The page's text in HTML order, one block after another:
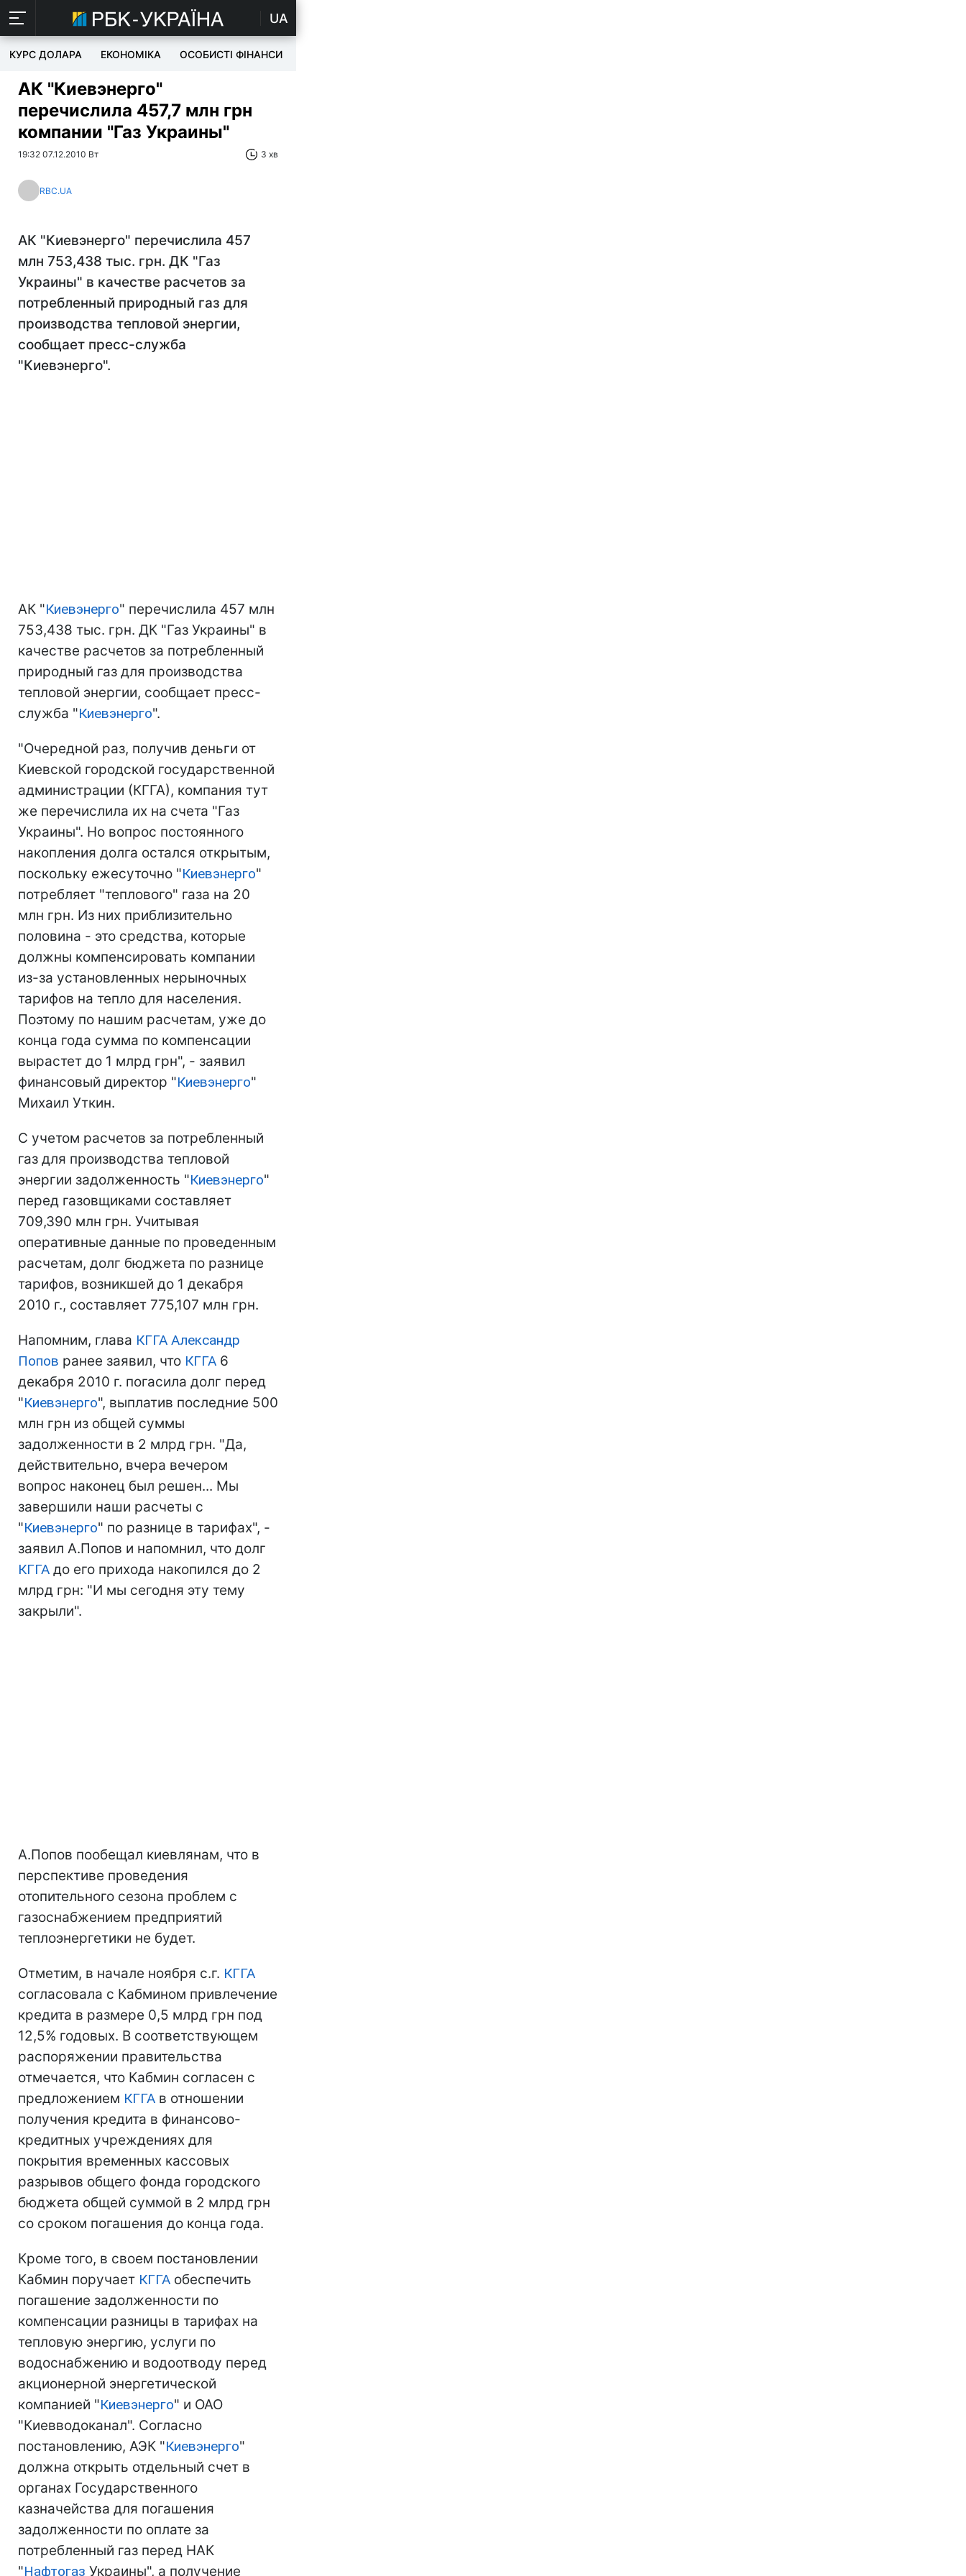
UA
КУРС ДОЛАРА ЕКОНОМІКА ОСОБИСТІ ФІНАНСИ
АК "Киевэнерго"
перечислила 457,7 млн грн
компании "Газ Украины"
19:32 07.12.2010 Вт 3 хв
RBC.UA
АК "Киевэнерго" перечислила 457
млн 753,438 тыс. грн. ДК "Газ
Украины" в качестве расчетов за
потребленный природный газ для
производства тепловой энергии,
сообщает пресс-служба
"Киевэнерго".
АК "Киевэнерго" перечислила 457 млн
753,438 тыс. грн. ДК "Газ Украины" в
качестве расчетов за потребленный
природный газ для производства
тепловой энергии, сообщает пресс-
служба "Киевэнерго".
"Очередной раз, получив деньги от
Киевской городской государственной
администрации (КГГА), компания тут
же перечислила их на счета "Газ
Украины". Но вопрос постоянного
накопления долга остался открытым,
поскольку ежесуточно "Киевэнерго"
потребляет "теплового" газа на 20
млн грн. Из них приблизительно
половина - это средства, которые
должны компенсировать компании
из-за установленных нерыночных
тарифов на тепло для населения.
Поэтому по нашим расчетам, уже до
конца года сумма по компенсации
вырастет до 1 млрд грн", - заявил
финансовый директор "Киевэнерго"
Михаил Уткин.
С учетом расчетов за потребленный
газ для производства тепловой
энергии задолженность "Киевэнерго"
перед газовщиками составляет
709,390 млн грн. Учитывая
оперативные данные по проведенным
расчетам, долг бюджета по разнице
тарифов, возникшей до 1 декабря
2010 г., составляет 775,107 млн грн.
Напомним, глава КГГА Александр
Попов ранее заявил, что КГГА 6
декабря 2010 г. погасила долг перед
"Киевэнерго", выплатив последние 500
млн грн из общей суммы
задолженности в 2 млрд грн. "Да,
действительно, вчера вечером
вопрос наконец был решен... Мы
завершили наши расчеты с
"Киевэнерго" по разнице в тарифах", -
заявил А.Попов и напомнил, что долг
КГГА до его прихода накопился до 2
млрд грн: "И мы сегодня эту тему
закрыли".
А.Попов пообещал киевлянам, что в
перспективе проведения
отопительного сезона проблем с
газоснабжением предприятий
теплоэнергетики не будет.
Отметим, в начале ноября с.г. КГГА
согласовала с Кабмином привлечение
кредита в размере 0,5 млрд грн под
12,5% годовых. В соответствующем
распоряжении правительства
отмечается, что Кабмин согласен с
предложением КГГА в отношении
получения кредита в финансово-
кредитных учреждениях для
покрытия временных кассовых
разрывов общего фонда городского
бюджета общей суммой в 2 млрд грн
со сроком погашения до конца года.
Кроме того, в своем постановлении
Кабмин поручает КГГА обеспечить
погашение задолженности по
компенсации разницы в тарифах на
тепловую энергию, услуги по
водоснабжению и водоотводу перед
акционерной энергетической
компанией "Киевэнерго" и ОАО
"Киевводоканал". Согласно
постановлению, АЭК "Киевэнерго"
должна открыть отдельный счет в
органах Государственного
казначейства для погашения
задолженности по оплате за
потребленный газ перед НАК
"Нафтогаз Украины", а получение